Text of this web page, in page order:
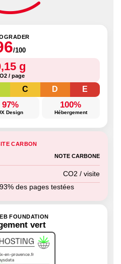
/100
g
/ page
C D E
97%
Design
100%
Hébergement
CARBON
NOTE CARBONE
CO2 / visite
des pages testées
FOUNDATION
vert